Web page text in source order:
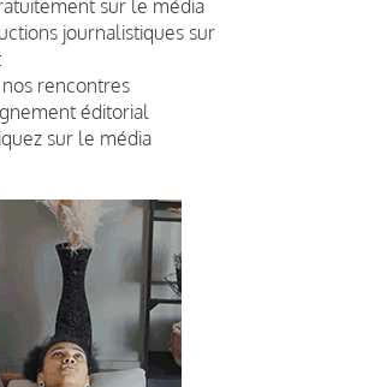
sur le média
journalistiques sur
nos rencontres
éditorial
sur le média